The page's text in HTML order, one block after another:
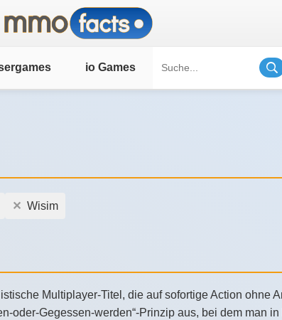
io Games
Wisim
Multiplayer-Titel, die auf sofortige Action ohne
oder-Gegessen-werden“-Prinzip aus, bei dem man